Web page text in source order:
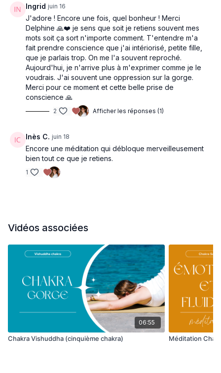
Ingrid juin 16
J'adore ! Encore une fois, quel bonheur ! Merci
Delphine 🙏❤️ je sens que soit je retiens souvent mes
mots soit ça sort n'importe comment. T'entendre m'a
fait prendre conscience que j'ai intériorisé, petite fille,
que je parlais trop. On me l'a souvent reproché.
Aujourd'hui, je n'arrive plus à m'exprimer comme je le
voudrais. J'ai souvent une oppression sur la gorge.
Merci pour ce moment et cette belle prise de
conscience 🙏
2 Afficher les réponses (1)
Inès C. juin 18
Encore une méditation qui débloque merveilleusement
bien tout ce que je retiens.
1
Vidéos associées
06:55
Chakra Vishuddha (cinquième chakra) Méditation